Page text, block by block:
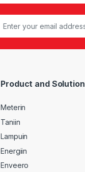
Product and Solution
Meterin
Taniin
Lampuin
Energiin
Enveero